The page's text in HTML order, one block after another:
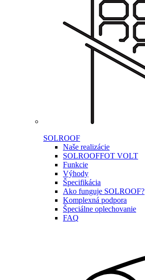
SOLROOF
Naše realizácie
SOLROOFFOT VOLT
Funkcie
Výhody
Špecifikácia
Ako funguje SOLROOF?
Komplexná podpora
Špeciálne oplechovanie
FAQ